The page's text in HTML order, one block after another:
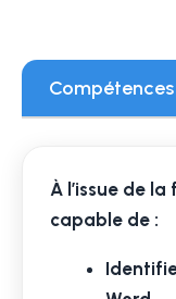
À l’issue de
capable de :